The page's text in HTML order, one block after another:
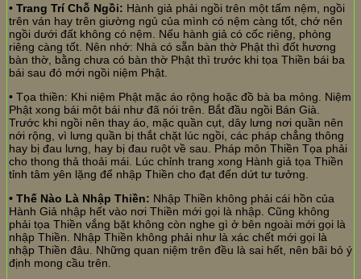
• Trang Trí Chỗ Ngồi: Hành giả phải ngồi trên một tấm nệm, ngồi
trên ván hay trên giường ngủ của mình có nệm càng tốt, chớ nên
ngồi dưới đất không có nệm. Nếu hành giả có cốc riêng, phòng
riêng càng tốt. Nên nhớ: Nhà có sẵn bàn thờ Phật thì đốt hương
bàn thờ, bằng chưa có bàn thờ Phật thì trước khi tọa Thiền bái ba
bái sau đó mới ngồi niệm Phật.
• Tọa thiền: Khi niệm Phật mặc áo rộng hoặc đồ bà ba mỏng. Niệm
Phật xong bái một bái như đã nói trên. Bắt đầu ngồi Bán Già.
Trước khi ngồi nên thay áo, mặc quần cụt, dây lưng nơi quần nên
nới rộng, vì lưng quần bị thắt chặt lúc ngồi, các pháp chẳng thông
hay bị đau lưng, hay bị đau ruột về sau. Pháp môn Thiền Tọa phải
cho thong thả thoải mái. Lúc chỉnh trang xong Hành giả tọa Thiền
tỉnh tâm yên lặng để nhập Thiền cho đạt đến dứt tư tưởng.
• Thế Nào Là Nhập Thiền: Nhập Thiền không phải cái hồn của
Hành Giả nhập hết vào nơi Thiền mới gọi là nhập. Cũng không
phải tọa Thiền vắng bặt không còn nghe gì ở bên ngoài mới gọi là
nhập Thiền. Nhập Thiền không phải như là xác chết mới gọi là
nhập Thiền đâu. Những quan niệm trên đều là sai hết, nên bãi bỏ ý
định mong cầu trên.